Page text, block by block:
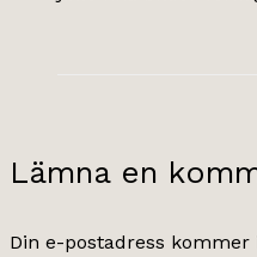
Lämna en
Din e-postadress